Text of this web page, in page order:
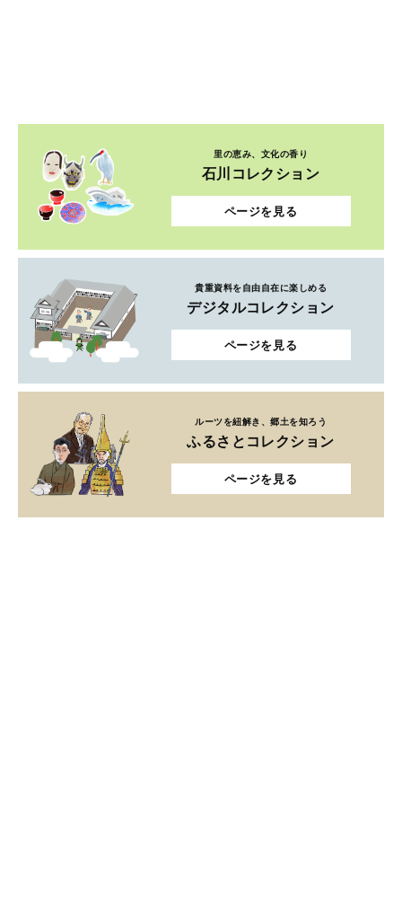
里の恵み、文化の香り
石川コレクション
ページを見る
貴重資料を自由自在に楽しめる
デジタルコレクション
ページを見る
ルーツを紐解き、郷土を知ろう
ふるさとコレクション
ページを見る